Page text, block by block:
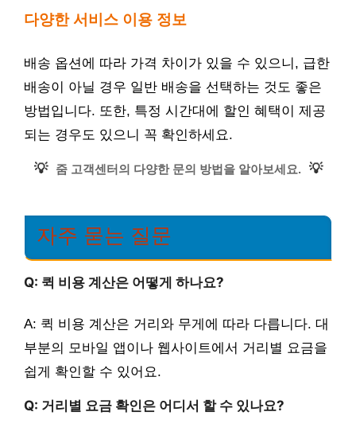
다양한 서비스 이용 정보
배송 옵션에 따라 가격 차이가 있을 수 있으니, 급한
배송이 아닐 경우 일반 배송을 선택하는 것도 좋은
방법입니다. 또한, 특정 시간대에 할인 혜택이 제공
되는 경우도 있으니 꼭 확인하세요.
💡 줌 고객센터의 다양한 문의 방법을 알아보세요. 💡
자주 묻는 질문
Q: 퀵 비용 계산은 어떻게 하나요?
A: 퀵 비용 계산은 거리와 무게에 따라 다릅니다. 대
부분의 모바일 앱이나 웹사이트에서 거리별 요금을
쉽게 확인할 수 있어요.
Q: 거리별 요금 확인은 어디서 할 수 있나요?